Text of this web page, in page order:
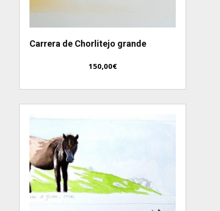
Carrera de Chorlitejo grande
150,00€